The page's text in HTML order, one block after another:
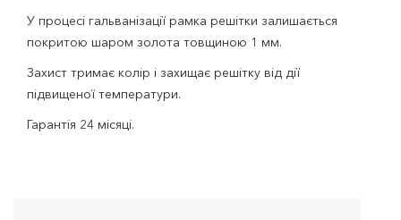
У процесі гальванізації рамка решітки залишається
покритою шаром золота товщиною 1 мм.
Захист тримає колір і захищає решітку від дії
підвищеної температури.
Гарантія 24 місяці.